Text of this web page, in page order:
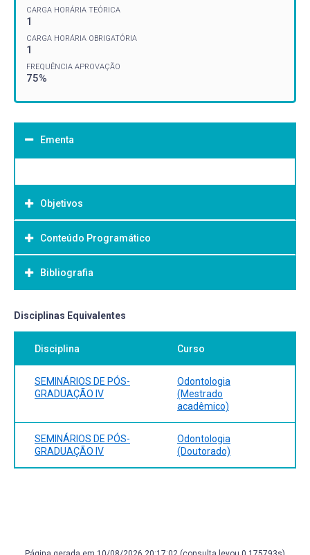
CARGA HORÁRIA TEÓRICA
1
CARGA HORÁRIA OBRIGATÓRIA
1
FREQUÊNCIA APROVAÇÃO
75%
Ementa
Objetivos
Objetivo Geral:
Conteúdo Programático
Bibliografia
Bibliografia Básica:
Disciplinas Equivalentes
Disciplina Curso
SEMINÁRIOS DE PÓS-
GRADUAÇÃO IV
Odontologia
(Mestrado
acadêmico)
SEMINÁRIOS DE PÓS-
GRADUAÇÃO IV
Odontologia
(Doutorado)